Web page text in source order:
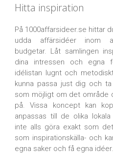
Hitta inspiration
På 1000affarsideer.se hittar
udda affärsidéer inom
budgetar. Låt samlingen
dina intressen och egna
idélistan lugnt och
kunna passa just dig och
som möjligt om det område
på. Vissa koncept kan
anpassas till de olika
inte alls göra exakt som
som inspirationskälla- och
egna saker och få egna idéer.